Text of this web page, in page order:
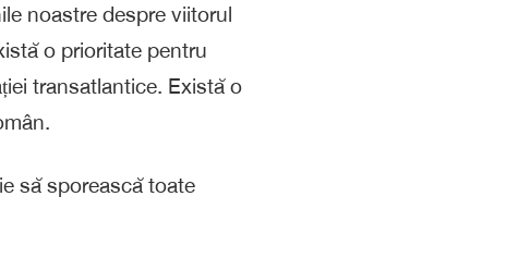
noastre despre viitorul
o prioritate pentru
transatlantice. Există o
să sporească toate